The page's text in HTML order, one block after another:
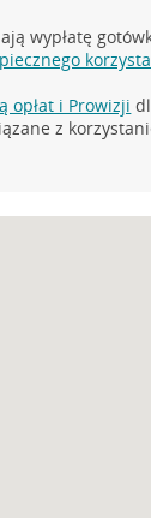
wypłatę
opłat i Prowizji
z